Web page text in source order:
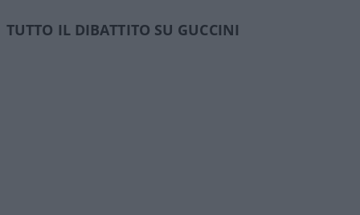
TUTTO IL DIBATTITO SU GUCCINI